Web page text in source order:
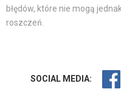
błędów, które nie mogą
roszczeń.
SOCIAL MEDIA: